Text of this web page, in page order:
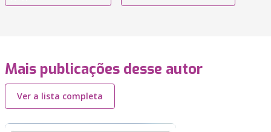
Mais publicações desse autor
Ver a lista completa